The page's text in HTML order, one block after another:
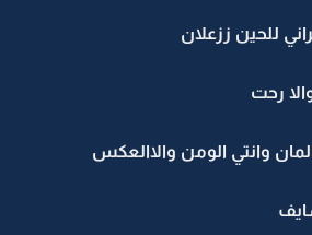
ززعلان
وانتي الومن والاالعكس